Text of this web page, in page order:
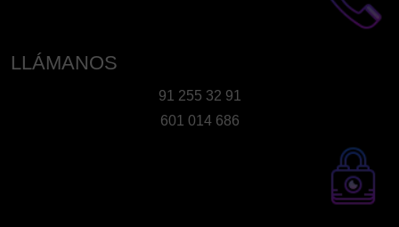
LLÁMANOS
91 255 32 91
601 014 686